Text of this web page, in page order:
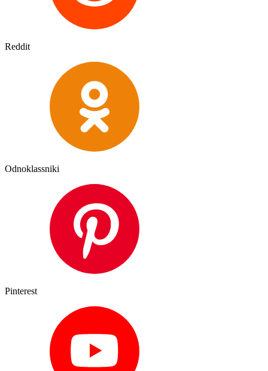
Reddit
Odnoklassniki
Pinterest